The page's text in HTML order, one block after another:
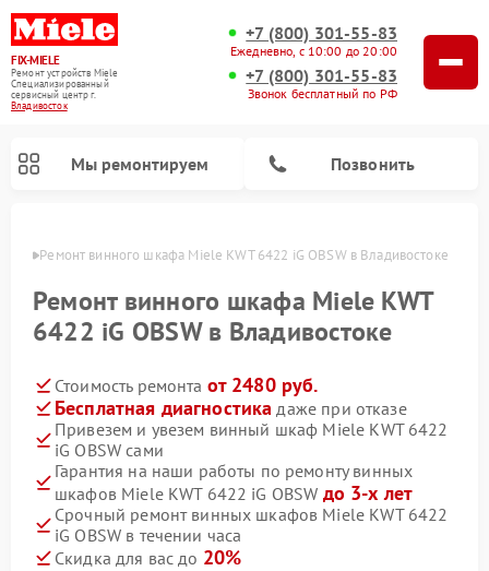
FIX-MIELE
Ремонт устройств Miele
Специализированный
cервисный центр г.
Владивосток
+7 (800) 301-55-83
Ежедневно, с 10:00 до 20:00
+7 (800) 301-55-83
Звонок бесплатный по РФ
Мы ремонтируем Позвонить
Ремонт винного шкафа Miele KWT 6422 iG OBSW в Владивостоке
Ремонт винного шкафа Miele KWT
6422 iG OBSW в Владивостоке
Стоимость ремонта от 2480 руб.
Бесплатная диагностика даже при отказе
Привезем и увезем винный шкаф Miele KWT 6422
iG OBSW сами
Гарантия на наши работы по ремонту винных
шкафов Miele KWT 6422 iG OBSW до 3-х лет
Срочный ремонт винных шкафов Miele KWT 6422
iG OBSW в течении часа
Скидка для вас до 20%